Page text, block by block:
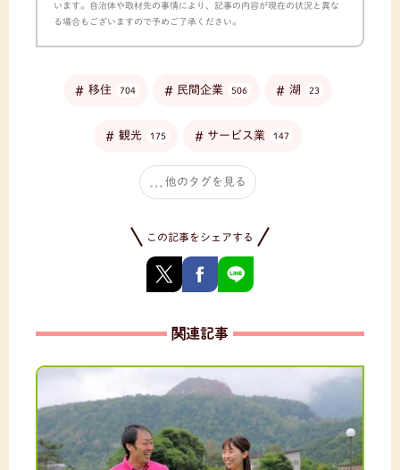
います。自治体や取材先の事情により、記事の内容が現在の状況と異な
る場合もございますので予めご了承ください。
移住 704 民間企業 506 湖 23
観光 175 サービス業 147
他のタグを見る
この記事をシェアする
関連記事